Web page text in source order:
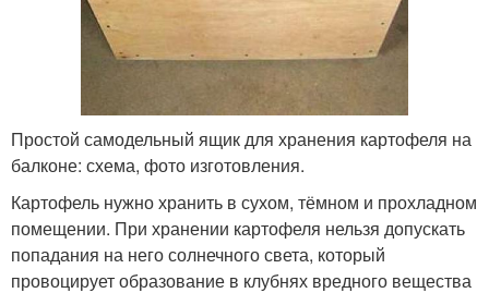
Простой самодельный ящик для хранения картофеля на
балконе: схема, фото изготовления.
Картофель нужно хранить в сухом, тёмном и прохладном
помещении. При хранении картофеля нельзя допускать
попадания на него солнечного света, который
провоцирует образование в клубнях вредного вещества